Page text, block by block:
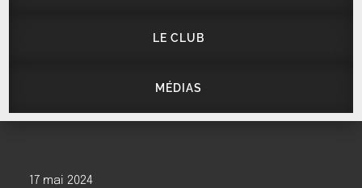
LE CLUB
MÉDIAS
17 mai 2024